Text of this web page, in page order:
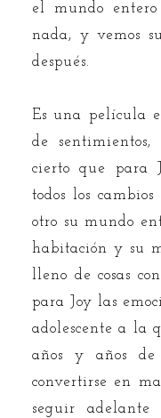
el mundo
nada, y vemos
después.
Es una película
de sentimientos,
cierto que para
todos los
otro su mundo
habitación y su
lleno de cosas
para Joy las
adolescente a la
años y años de
convertirse en
seguir adelante